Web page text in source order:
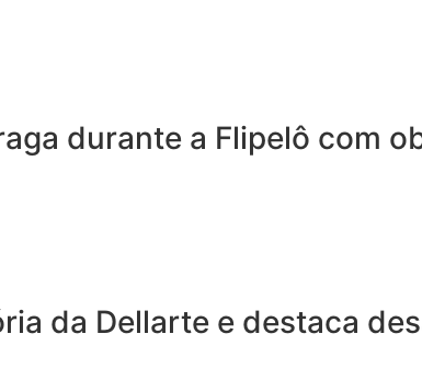
durante a Flipelô com
da Dellarte e destaca